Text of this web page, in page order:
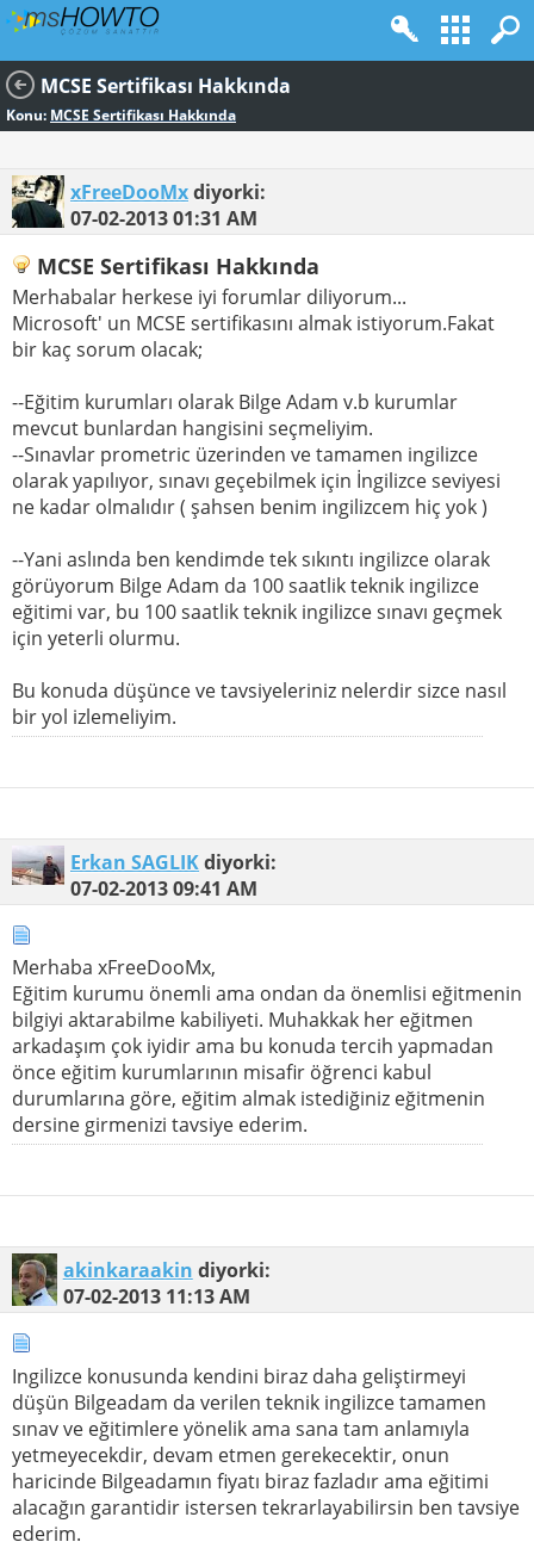
MCSE Sertifikası Hakkında
Konu: MCSE Sertifikası Hakkında
xFreeDooMxdiyorki:
07-02-201301:31 AM
MCSE Sertifikası Hakkında
Merhabalar herkese iyi forumlar diliyorum...
Microsoft' un MCSE sertifikasını almak istiyorum.Fakat
bir kaç sorum olacak;
--Eğitim kurumları olarak Bilge Adam v.b kurumlar
mevcut bunlardan hangisini seçmeliyim.
--Sınavlar prometric üzerinden ve tamamen ingilizce
olarak yapılıyor, sınavı geçebilmek için İngilizce seviyesi
ne kadar olmalıdır ( şahsen benim ingilizcem hiç yok )
--Yani aslında ben kendimde tek sıkıntı ingilizce olarak
görüyorum Bilge Adam da 100 saatlik teknik ingilizce
eğitimi var, bu 100 saatlik teknik ingilizce sınavı geçmek
için yeterli olurmu.
Bu konuda düşünce ve tavsiyeleriniz nelerdir sizce nasıl
bir yol izlemeliyim.
Erkan SAGLIKdiyorki:
07-02-201309:41 AM
Merhaba xFreeDooMx,
Eğitim kurumu önemli ama ondan da önemlisi eğitmenin
bilgiyi aktarabilme kabiliyeti. Muhakkak her eğitmen
arkadaşım çok iyidir ama bu konuda tercih yapmadan
önce eğitim kurumlarının misafir öğrenci kabul
durumlarına göre, eğitim almak istediğiniz eğitmenin
dersine girmenizi tavsiye ederim.
akinkaraakin diyorki:
07-02-2013 11:13 AM
Ingilizce konusunda kendini biraz daha geliştirmeyi
düşün Bilgeadam da verilen teknik ingilizce tamamen
sınav ve eğitimlere yönelik ama sana tam anlamıyla
yetmeyecekdir, devam etmen gerekecektir, onun
haricinde Bilgeadamın fiyatı biraz fazladır ama eğitimi
alacağın garantidir istersen tekrarlayabilirsin ben tavsiye
ederim.